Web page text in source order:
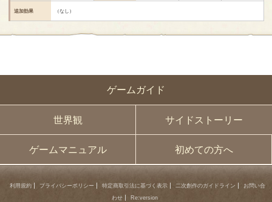
ゲームガイド
世界観 サイドストーリー
ゲームマニュアル 初めての方へ
追加効果 （なし）
利用規約 プライバシーポリシー 特定商取引法に基づく表示 二次創作のガイドライン
お問い合
わせ
Re:version